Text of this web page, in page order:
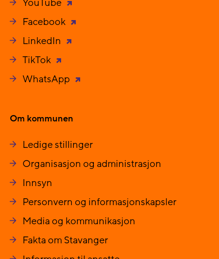
YouTube
Facebook
LinkedIn
TikTok
WhatsApp
Om kommunen
Ledige stillinger
Organisasjon og administrasjon
Innsyn
Personvern og informasjonskapsler
Media og kommunikasjon
Fakta om Stavanger